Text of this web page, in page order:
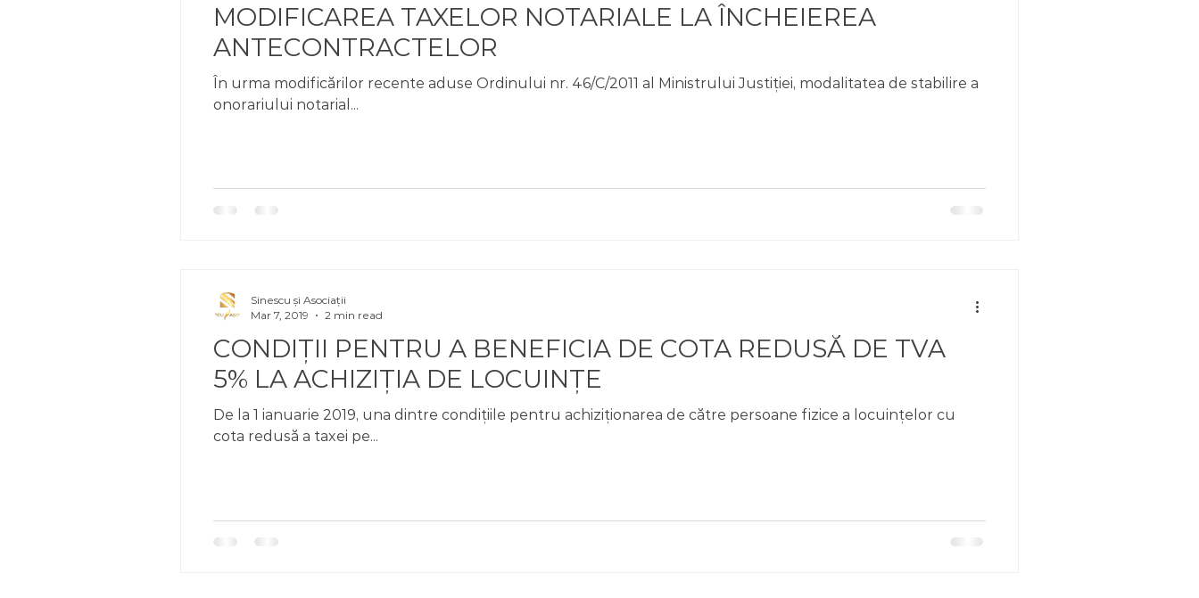
MODIFICAREA TAXELOR NOTARIALE LA ÎNCHEIEREA
ANTECONTRACTELOR
În urma modificărilor recente aduse Ordinului nr. 46/C/2011 al Ministrului Justiției, modalitatea de stabilire a
onorariului notarial...
CONDIȚII PENTRU A BENEFICIA DE COTA REDUSĂ DE TVA
5% LA ACHIZIȚIA DE LOCUINȚE
De la 1 ianuarie 2019, una dintre condițiile pentru achiziționarea de către persoane fizice a locuințelor cu
cota redusă a taxei pe...
Sinescu și Asociații
Mar 7, 2019
2 min read